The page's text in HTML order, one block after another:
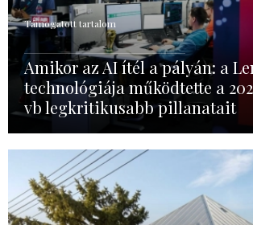
Támogatott tartalom
Amikor az AI ítél a pályán: a
technológiája működtette a
vb legkritikusabb pillanatait